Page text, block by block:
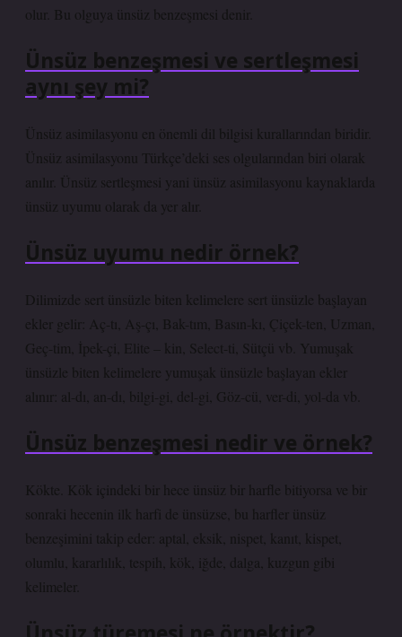
olur. Bu olguya ünsüz benzeşmesi denir.
Ünsüz benzeşmesi ve sertleşmesi
aynı şey mi?
Ünsüz asimilasyonu en önemli dil bilgisi kurallarından biridir.
Ünsüz asimilasyonu Türkçe’deki ses olgularından biri olarak
anılır. Ünsüz sertleşmesi yani ünsüz asimilasyonu kaynaklarda
ünsüz uyumu olarak da yer alır.
Ünsüz uyumu nedir örnek?
Dilimizde sert ünsüzle biten kelimelere sert ünsüzle başlayan
ekler gelir: Aç-tı, Aş-çı, Bak-tım, Basın-kı, Çiçek-ten, Uzman,
Geç-tim, İpek-çi, Elite – kin, Select-ti, Sütçü vb. Yumuşak
ünsüzle biten kelimelere yumuşak ünsüzle başlayan ekler
alınır: al-dı, an-dı, bilgi-gi, del-gi, Göz-cü, ver-di, yol-da vb.
Ünsüz benzeşmesi nedir ve örnek?
Kökte. Kök içindeki bir hece ünsüz bir harfle bitiyorsa ve bir
sonraki hecenin ilk harfi de ünsüzse, bu harfler ünsüz
benzeşimini takip eder: aptal, eksik, nispet, kanıt, kispet,
olumlu, kararlılık, tespih, kök, iğde, dalga, kuzgun gibi
kelimeler.